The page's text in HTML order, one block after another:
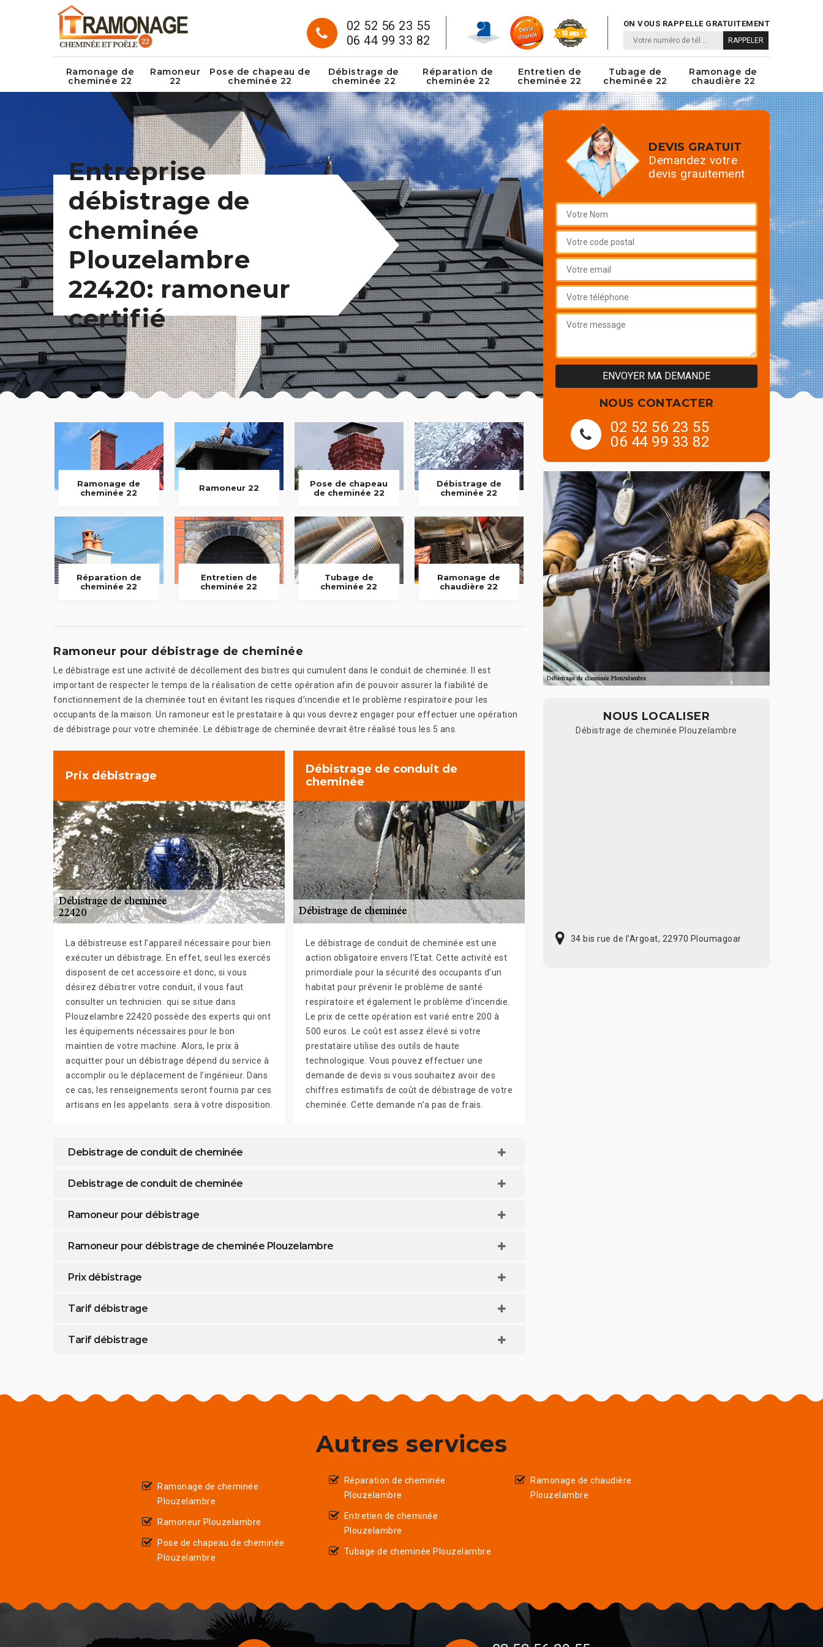
02 52 56 23 55
06 44 99 33 82
ON VOUS RAPPELLE GRATUITEMENT
Ramonage de
cheminée 22
Ramoneur
22
Pose de chapeau de
cheminée 22
Débistrage de
cheminée 22
Réparation de
cheminée 22
Entretien de
cheminée 22
Tubage de
cheminée 22
Ramonage de
chaudière 22
Entreprise
débistrage de
cheminée
Plouzelambre
22420: ramoneur
certifié
Ramonage de
cheminée 22
Ramoneur 22
Pose de chapeau
de cheminée 22
Débistrage de
cheminée 22
Réparation de
cheminée 22
Entretien de
cheminée 22
Tubage de
cheminée 22
Ramonage de
chaudière 22
Ramoneur pour débistrage de cheminée
Le débistrage est une activité de décollement des bistres qui cumulent dans le conduit de cheminée. Il est
important de respecter le temps de la réalisation de cette opération afin de pouvoir assurer la fiabilité de
fonctionnement de la cheminée tout en évitant les risques d’incendie et le problème respiratoire pour les
occupants de la maison. Un ramoneur est le prestataire à qui vous devrez engager pour effectuer une opération
de débistrage pour votre cheminée. Le débistrage de cheminée devrait être réalisé tous les 5 ans.
Prix débistrage
La débistreuse est l’appareil nécessaire pour bien
exécuter un débistrage. En effet, seul les exercés
disposent de cet accessoire et donc, si vous
désirez débistrer votre conduit, il vous faut
consulter un technicien. qui se situe dans
Plouzelambre 22420 possède des experts qui ont
les équipements nécessaires pour le bon
maintien de votre machine. Alors, le prix à
acquitter pour un débistrage dépend du service à
accomplir ou le déplacement de l’ingénieur. Dans
ce cas, les renseignements seront fournis par ces
artisans en les appelants. sera à votre disposition.
Débistrage de conduit de
cheminée
Le débistrage de conduit de cheminée est une
action obligatoire envers l’Etat. Cette activité est
primordiale pour la sécurité des occupants d’un
habitat pour prévenir le problème de santé
respiratoire et également le problème d’incendie.
Le prix de cette opération est varié entre 200 à
500 euros. Le coût est assez élevé si votre
prestataire utilise des outils de haute
technologique. Vous pouvez effectuer une
demande de devis si vous souhaitez avoir des
chiffres estimatifs de coût de débistrage de votre
cheminée. Cette demande n’a pas de frais.
Debistrage de conduit de cheminée
Debistrage de conduit de cheminée
Ramoneur pour débistrage
Ramoneur pour débistrage de cheminée Plouzelambre
Prix débistrage
Tarif débistrage
Tarif débistrage
DEVIS GRATUIT
Demandez votre
devis grauitement
NOUS CONTACTER
02 52 56 23 55
06 44 99 33 82
NOUS LOCALISER
Débistrage de cheminée Plouzelambre
34 bis rue de l'Argoat, 22970 Ploumagoar
Autres services
Ramonage de cheminée
Plouzelambre
Ramoneur Plouzelambre
Pose de chapeau de cheminée
Plouzelambre
Réparation de cheminée
Plouzelambre
Entretien de cheminée
Plouzelambre
Tubage de cheminée Plouzelambre
Ramonage de chaudière
Plouzelambre